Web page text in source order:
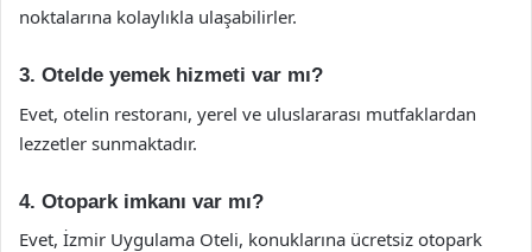
noktalarına kolaylıkla ulaşabilirler.
3. Otelde yemek hizmeti var mı?
Evet, otelin restoranı, yerel ve uluslararası mutfaklardan
lezzetler sunmaktadır.
4. Otopark imkanı var mı?
Evet, İzmir Uygulama Oteli, konuklarına ücretsiz otopark